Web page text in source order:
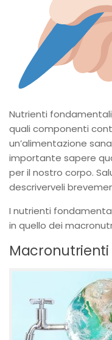
quali componenti
un’alimentazione
importante sapere
per il nostro corpo.
descriverveli
in quello dei
Macronutrienti